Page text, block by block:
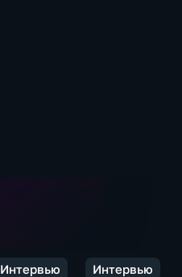
Интервью Интервью